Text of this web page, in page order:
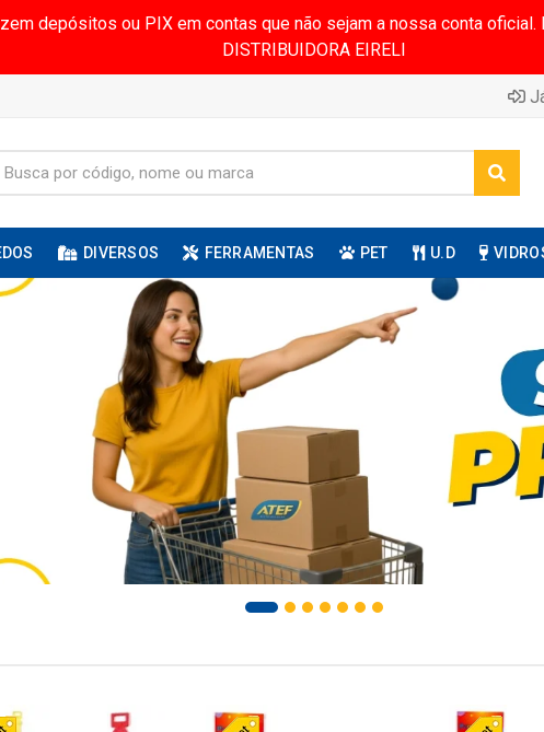
depósitos ou PIX em contas que não sejam a nossa conta
DISTRIBUIDORA EIRELI
DIVERSOS FERRAMENTAS PET U.D